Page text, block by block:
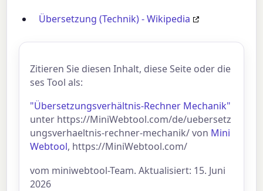
Übersetzung (Technik) - Wikipedia
Zitieren Sie diesen Inhalt, diese Seite oder die
ses Tool als:
"Übersetzungsverhältnis-Rechner Mechanik"
unter https://MiniWebtool.com/de/uebersetz
ungsverhaeltnis-rechner-mechanik/ von Mini
Webtool, https://MiniWebtool.com/
vom miniwebtool-Team. Aktualisiert: 15. Juni
2026